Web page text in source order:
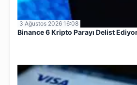
3 Ağustos 2026 16:08
Binance 6 Kripto Parayı Delist